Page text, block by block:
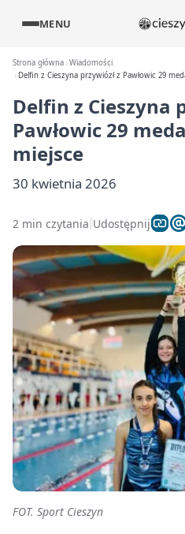
MENU
Strona główna Wiadomości
Delfin z Cieszyna przywiózł z Pawłowic 29
Delfin z Cieszyna
Pawłowic 29
miejsce
30 kwietnia 2026
2 min czytania Udostępnij
FOT. Sport Cieszyn